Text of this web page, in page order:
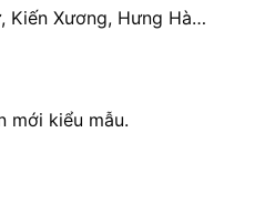
Kiến Xương, Hưng Hà…
mới kiểu mẫu.